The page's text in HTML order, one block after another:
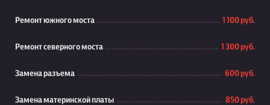
Ремонт южного моста 1 100 руб.
Ремонт северного моста 1 300 руб.
Замена разъема 600 руб.
Замена материнской платы 850 руб.